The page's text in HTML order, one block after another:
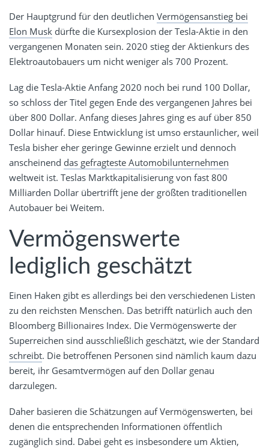
Der Hauptgrund für den deutlichen Vermögensanstieg bei
Elon Musk dürfte die Kursexplosion der Tesla-Aktie in den
vergangenen Monaten sein. 2020 stieg der Aktienkurs des
Elektroautobauers um nicht weniger als 700 Prozent.
Lag die Tesla-Aktie Anfang 2020 noch bei rund 100 Dollar,
so schloss der Titel gegen Ende des vergangenen Jahres bei
über 800 Dollar. Anfang dieses Jahres ging es auf über 850
Dollar hinauf. Diese Entwicklung ist umso erstaunlicher, weil
Tesla bisher eher geringe Gewinne erzielt und dennoch
anscheinend das gefragteste Automobilunternehmen
weltweit ist. Teslas Marktkapitalisierung von fast 800
Milliarden Dollar übertrifft jene der größten traditionellen
Autobauer bei Weitem.
Vermögenswerte
lediglich geschätzt
Einen Haken gibt es allerdings bei den verschiedenen Listen
zu den reichsten Menschen. Das betrifft natürlich auch den
Bloomberg Billionaires Index. Die Vermögenswerte der
Superreichen sind ausschließlich geschätzt, wie der Standard
schreibt. Die betroffenen Personen sind nämlich kaum dazu
bereit, ihr Gesamtvermögen auf den Dollar genau
darzulegen.
Daher basieren die Schätzungen auf Vermögenswerten, bei
denen die entsprechenden Informationen öffentlich
zugänglich sind. Dabei geht es insbesondere um Aktien,